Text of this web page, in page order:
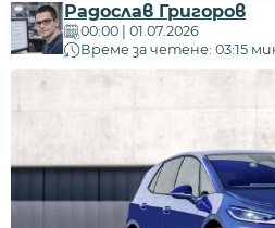
Радослав Григоров
00:00 | 01.07.2026
Време за четене: 03:15